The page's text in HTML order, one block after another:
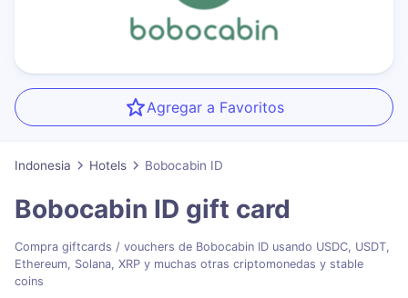
Agregar a Favoritos
Indonesia Hotels Bobocabin ID
Bobocabin ID gift card
Compra giftcards / vouchers de Bobocabin ID usando USDC, USDT,
Ethereum, Solana, XRP y muchas otras criptomonedas y stable
coins